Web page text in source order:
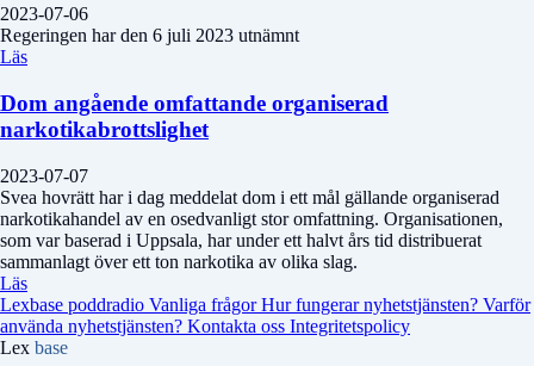
2023-07-06
Regeringen har den 6 juli 2023 utnämnt
Läs
Dom angående omfattande organiserad
narkotikabrottslighet
2023-07-07
Svea hovrätt har i dag meddelat dom i ett mål gällande organiserad
narkotikahandel av en osedvanligt stor omfattning. Organisationen,
som var baserad i Uppsala, har under ett halvt års tid distribuerat
sammanlagt över ett ton narkotika av olika slag.
Läs
Lexbase poddradio Vanliga frågorHur fungerar nyhetstjänsten? Varför
använda nyhetstjänsten? Kontakta oss Integritetspolicy
Lex base